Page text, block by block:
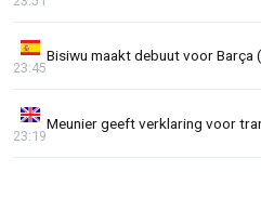
Bisiwu maakt debuut voor Barça
23:45
Meunier geeft verklaring voor
23:19